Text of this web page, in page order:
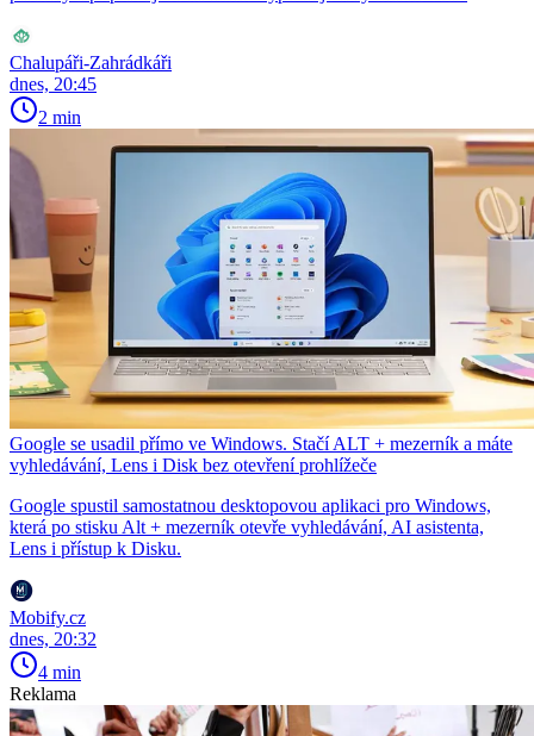
Chalupáři-Zahrádkáři
dnes, 20:45
2 min
Google se usadil přímo ve Windows. Stačí ALT + mezerník a máte
vyhledávání, Lens i Disk bez otevření prohlížeče
Google spustil samostatnou desktopovou aplikaci pro Windows,
která po stisku Alt + mezerník otevře vyhledávání, AI asistenta,
Lens i přístup k Disku.
Mobify.cz
dnes, 20:32
4 min
Reklama